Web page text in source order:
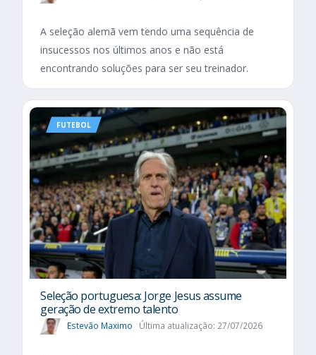
A seleção alemã vem tendo uma sequência de
insucessos nos últimos anos e não está
encontrando soluções para ser seu treinador.
FUTEBOL
Seleção portuguesa: Jorge Jesus assume
geração de extremo talento
Estevão Maximo Última atualização: 27/07/2026